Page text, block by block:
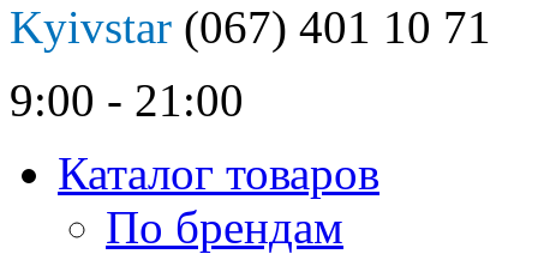
Kyivstar (067) 401 10 71
9:00 - 21:00
Каталог товаров
По брендам